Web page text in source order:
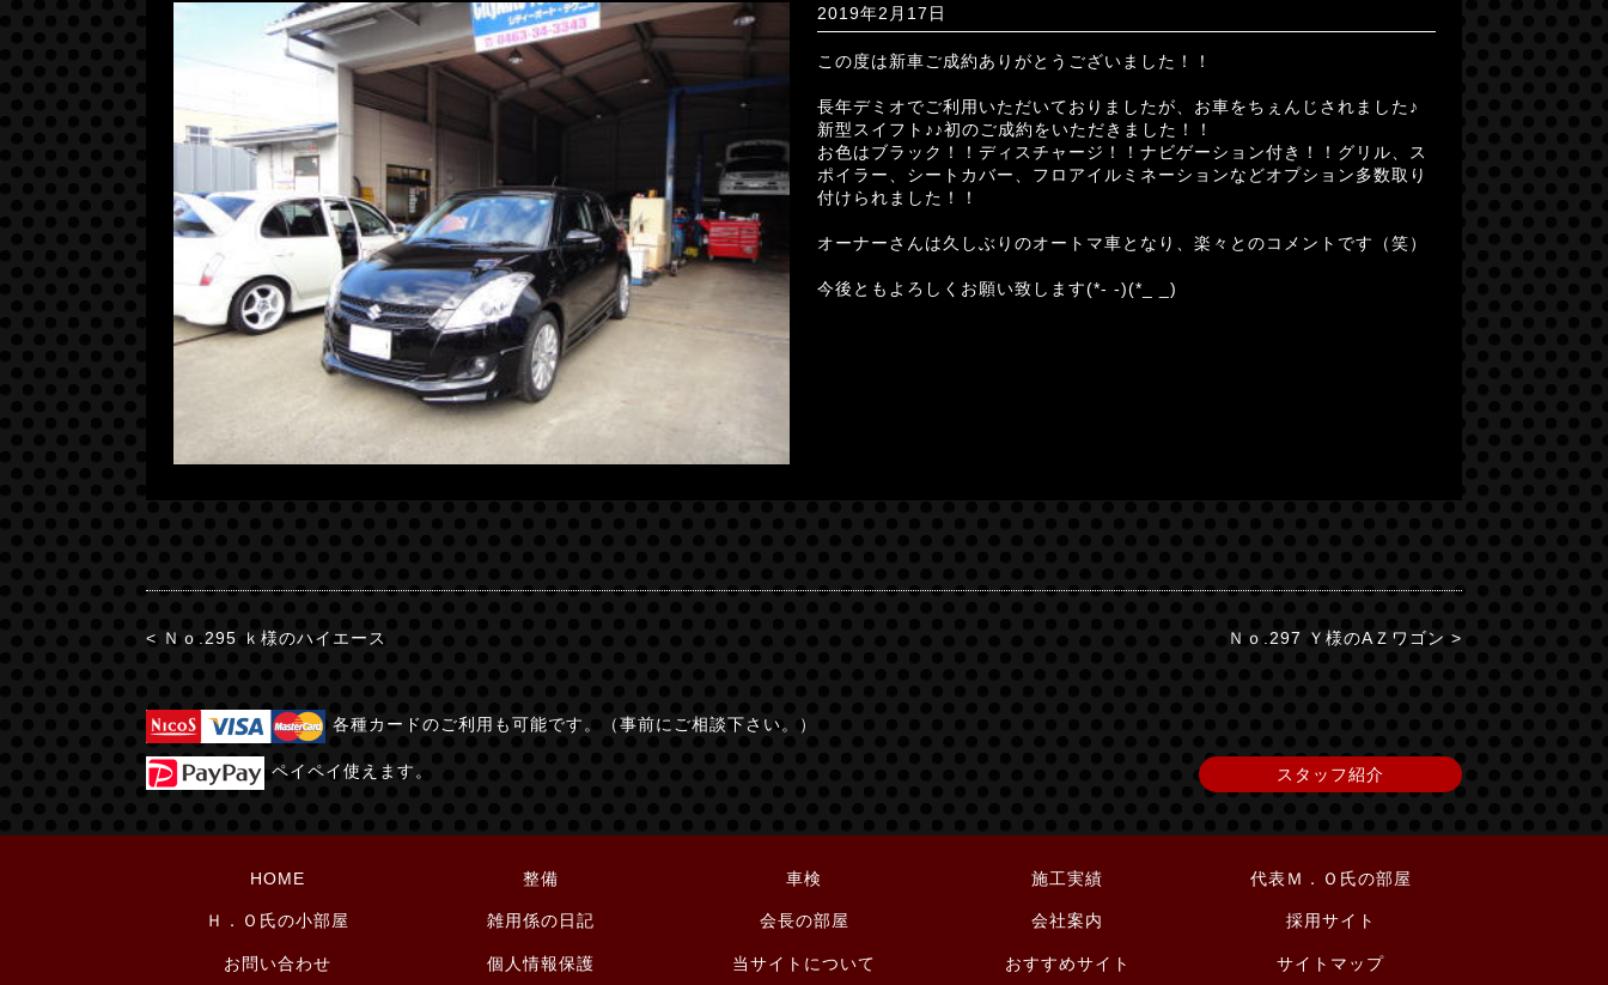
2019年2月17日
この度は新車ご成約ありがとうございました！！
長年デミオでご利用いただいておりましたが、お車をちぇんじされました♪
新型スイフト♪♪初のご成約をいただきました！！
お色はブラック！！ディスチャージ！！ナビゲーション付き！！グリル、ス
ポイラー、シートカバー、フロアイルミネーションなどオプション多数取り
付けられました！！
オーナーさんは久しぶりのオートマ車となり、楽々とのコメントです（笑）
今後ともよろしくお願い致します(*- -)(*_ _)
< Ｎｏ.295 ｋ様のハイエース Ｎｏ.297 Ｙ様のAＺワゴン >
各種カードのご利用も可能です。（事前にご相談下さい。）
ペイペイ使えます。 スタッフ紹介
HOME 整備 車検 施工実績 代表Ｍ．Ｏ氏の部屋
Ｈ．Ｏ氏の小部屋 雑用係の日記 会長の部屋 会社案内 採用サイト
お問い合わせ 個人情報保護 当サイトについて おすすめサイト サイトマップ